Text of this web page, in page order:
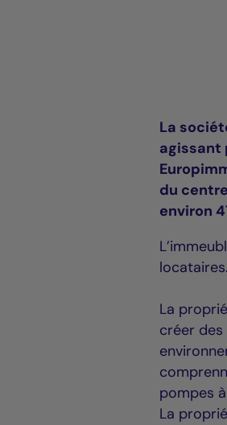
La
agissant
du
environ
locataires.
La
créer
pompes
La